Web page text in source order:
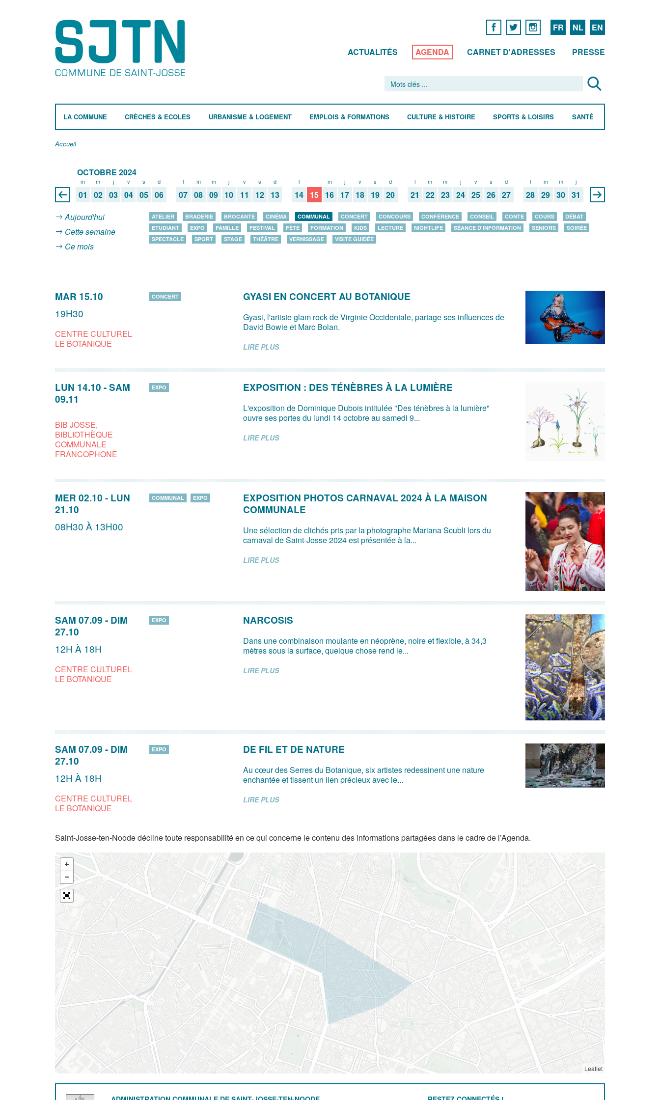
FR NL EN
ACTUALITÉS AGENDA CARNET D'ADRESSES PRESSE
LA COMMUNE CRÈCHES & ECOLES URBANISME & LOGEMENT EMPLOIS & FORMATIONS CULTURE & HISTOIRE SPORTS & LOISIRS SANTÉ
Accueil
OCTOBRE 2024
m
01
m
02
j
03
v
04
s
05
d
06
l
07
m
08
m
09
j
10
v
11
s
12
d
13
l
14 15
m
16
j
17
v
18
s
19
d
20
l
21
m
22
m
23
j
24
v
25
s
26
d
27
l
28
m
29
m
30
j
31
Aujourd'hui
Cette semaine
Ce mois
ATELIER BRADERIE BROCANTE CINÉMA COMMUNAL CONCERT CONCOURS CONFÉRENCE CONSEIL CONTE COURS
DÉBAT
ETUDIANT
EXPO FAMILLE FESTIVAL FÊTE FORMATION KIDS LECTURE NIGHTLIFE SÉANCE D'INFORMATION SENIORS
SOIRÉE
SPECTACLE
SPORT STAGE THÉÂTRE VERNISSAGE VISITE GUIDÉE
MAR 15.10
19H30
CENTRE CULTUREL
LE BOTANIQUE
CONCERT GYASI EN CONCERT AU BOTANIQUE
Gyasi, l'artiste glam rock de Virginie Occidentale, partage ses influences de
David Bowie et Marc Bolan.
LIRE PLUS
LUN 14.10 -SAM
09.11
BIB JOSSE,
BIBLIOTHÈQUE
COMMUNALE
FRANCOPHONE
EXPO EXPOSITION : DES TÉNÈBRES À LA LUMIÈRE
L'exposition de Dominique Dubois intitulée "Des ténèbres à la lumière"
ouvre ses portes du lundi 14 octobre au samedi 9...
LIRE PLUS
MER 02.10 - LUN
21.10
08H30 À 13H00
COMMUNAL EXPO
EXPOSITION PHOTOS CARNAVAL 2024 À LA MAISON
COMMUNALE
Une sélection de clichés pris par la photographe Mariana Scubli lors du
carnaval de Saint-Josse 2024 est présentée à la...
LIRE PLUS
SAM 07.09 - DIM
27.10
12H À 18H
CENTRE CULTUREL
LE BOTANIQUE
EXPO NARCOSIS
Dans une combinaison moulante en néoprène, noire et flexible, à 34,3
mètres sous la surface, quelque chose rend le...
LIRE PLUS
SAM 07.09 - DIM
27.10
12H À 18H
CENTRE CULTUREL
LE BOTANIQUE
EXPO DE FIL ET DE NATURE
Au cœur des Serres du Botanique, six artistes redessinent une nature
enchantée et tissent un lien précieux avec le...
LIRE PLUS
Saint-Josse-ten-Noode décline toute responsabilité en ce qui concerne le contenu des informations partagées dans le cadre de l’Agenda.
Leaflet